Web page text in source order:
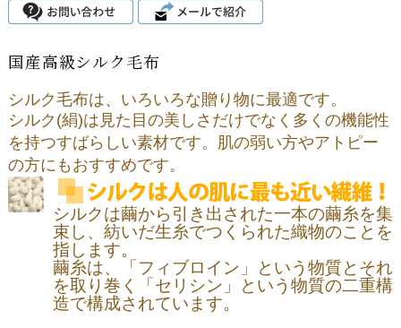
国産高級シルク毛布
シルク毛布は、いろいろな贈り物に最適です。
シルク(絹)は見た目の美しさだけでなく多くの機能性
を持つすばらしい素材です。肌の弱い方やアトピー
の方にもおすすめです。
シルクは繭から引き出された一本の繭糸を集
束し、紡いだ生糸でつくられた織物のことを
指します。
繭糸は、「フィブロイン」という物質とそれ
を取り巻く「セリシン」という物質の二重構
造で構成されています。